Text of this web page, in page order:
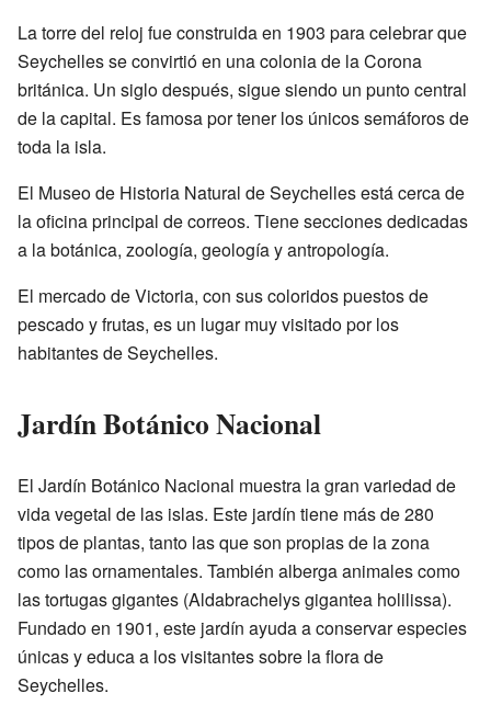
La torre del reloj fue construida en 1903 para celebrar que
Seychelles se convirtió en una colonia de la Corona
británica. Un siglo después, sigue siendo un punto central
de la capital. Es famosa por tener los únicos semáforos de
toda la isla.
El Museo de Historia Natural de Seychelles está cerca de
la oficina principal de correos. Tiene secciones dedicadas
a la botánica, zoología, geología y antropología.
El mercado de Victoria, con sus coloridos puestos de
pescado y frutas, es un lugar muy visitado por los
habitantes de Seychelles.
Jardín Botánico Nacional
El Jardín Botánico Nacional muestra la gran variedad de
vida vegetal de las islas. Este jardín tiene más de 280
tipos de plantas, tanto las que son propias de la zona
como las ornamentales. También alberga animales como
las tortugas gigantes (Aldabrachelys gigantea holilissa).
Fundado en 1901, este jardín ayuda a conservar especies
únicas y educa a los visitantes sobre la flora de
Seychelles.